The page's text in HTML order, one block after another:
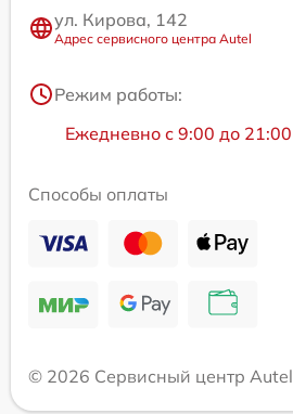
ул. Кирова, 142
Адрес сервисного центра Autel
Режим работы:
Ежедневно с 9:00 до 21:00
Способы оплаты
© 2026 Сервисный центр Autel